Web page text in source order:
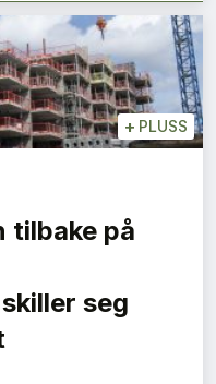
+ PLUSS
tilbake på
seg